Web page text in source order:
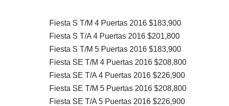
Fiesta S T/M 4 Puertas 2016 $183,900
Fiesta S T/A 4 Puertas 2016 $201,800
Fiesta S T/M 5 Puertas 2016 $183,900
Fiesta SE T/M 4 Puertas 2016 $208,800
Fiesta SE T/A 4 Puertas 2016 $226,900
Fiesta SE T/M 5 Puertas 2016 $208,800
Fiesta SE T/A 5 Puertas 2016 $226,900